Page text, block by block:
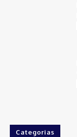
Categorias